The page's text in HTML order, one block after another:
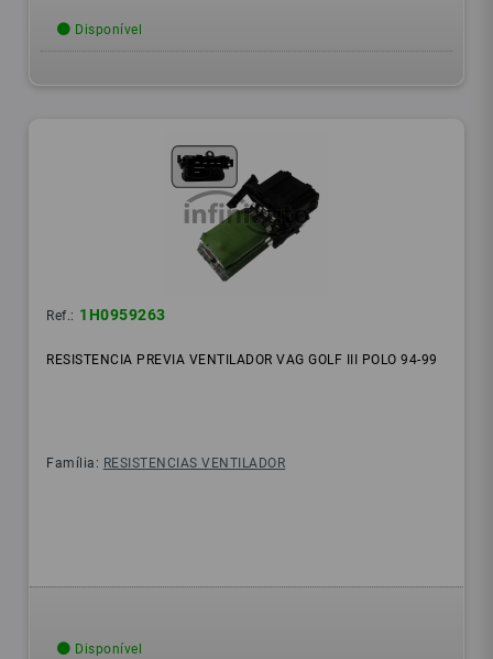
Disponível
Ref.: 1H0959263
RESISTENCIA PREVIA VENTILADOR VAG GOLF III POLO 94-99
Família: RESISTENCIAS VENTILADOR
Disponível